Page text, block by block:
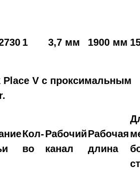
1 3,7 мм 1900 мм
V с проксимальным
Кол-
во
Рабочий
канал
Рабочая
длина